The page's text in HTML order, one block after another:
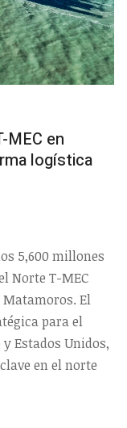
MEC en
logística
5,600 millones
Norte T-MEC
Matamoros. El
para el
Estados Unidos,
en el norte